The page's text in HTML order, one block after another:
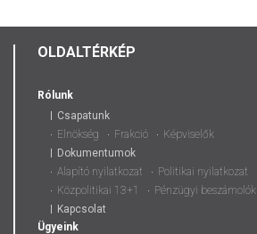
OLDALTÉRKÉP
Rólunk
Csapatunk
Elnökség
Frakció
Képviselők
Dokumentumok
Alapító nyilatkozat
Politikai nyilatkozat
Közpolitikai 13+1
Pénzügyi beszámolók
Kapcsolat
Ügyeink